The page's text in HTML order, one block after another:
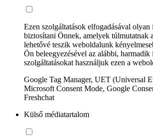
Ezen szolgáltatások elfogadásával
biztosítani Önnek, amelyek túlmutatnak
lehetővé teszik weboldalunk
Ön beleegyezésével az alábbi, harmadik
szolgáltatásokat használjuk ezen a
Google Tag Manager, UET (Universal
Microsoft Consent Mode, Google
Freshchat
Külső médiatartalom